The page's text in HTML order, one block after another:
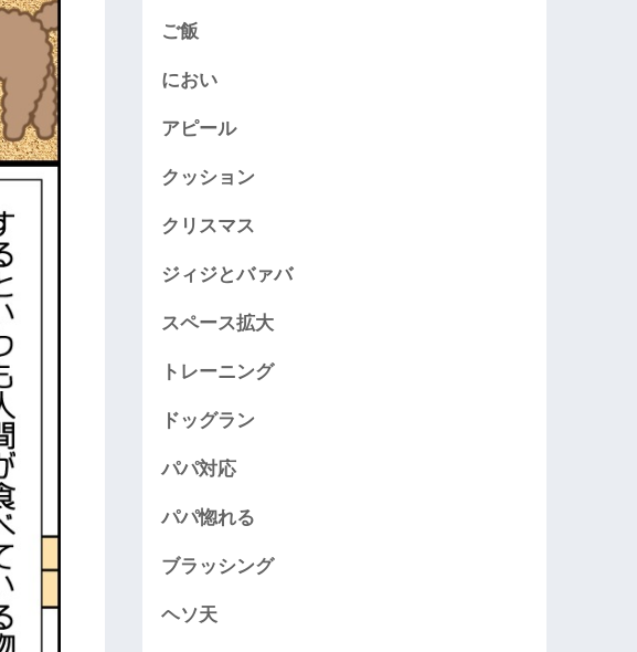
ご飯
におい
アピール
クッション
クリスマス
ジィジとバァバ
スペース拡大
トレーニング
ドッグラン
パパ対応
パパ惚れる
ブラッシング
ヘソ天